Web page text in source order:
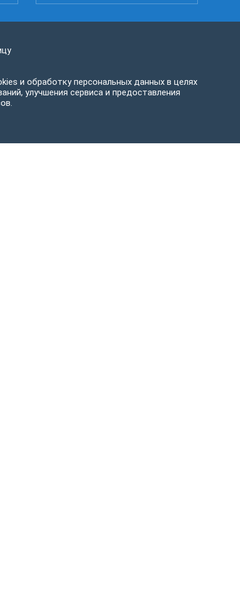
и обработку персональных данных в целях
улучшения сервиса и предоставления